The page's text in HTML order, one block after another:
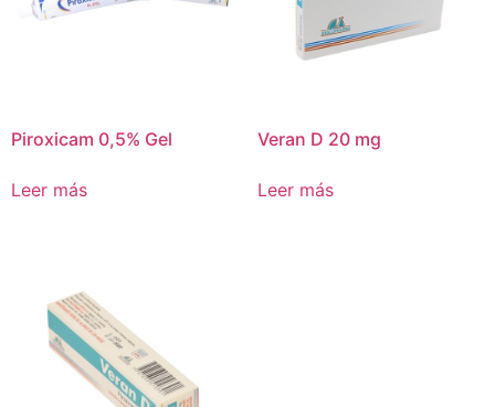
Piroxicam 0,5% Gel
Leer más
Veran D 20 mg
Leer más